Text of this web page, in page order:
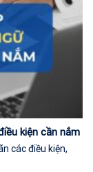
kiện cần nắm
các điều kiện,